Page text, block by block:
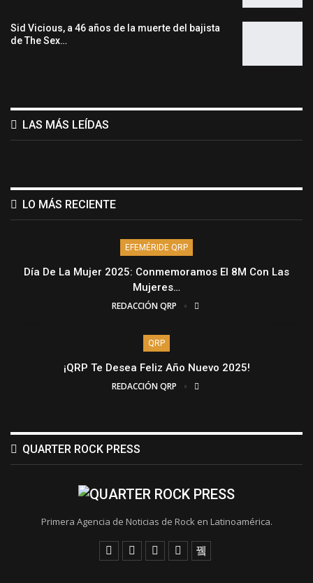
Sid Vicious, a 46 años de la muerte del bajista
de The Sex…
LAS MÁS LEÍDAS
LO MÁS RECIENTE
EFEMÉRIDE QRP
Día De La Mujer 2025: Conmemoramos El 8M Con Las
Mujeres…
REDACCIÓN QRP
QRP
¡QRP Te Desea Feliz Año Nuevo 2025!
REDACCIÓN QRP
QUARTER ROCK PRESS
Primera Agencia de Noticias de Rock en Latinoamérica.